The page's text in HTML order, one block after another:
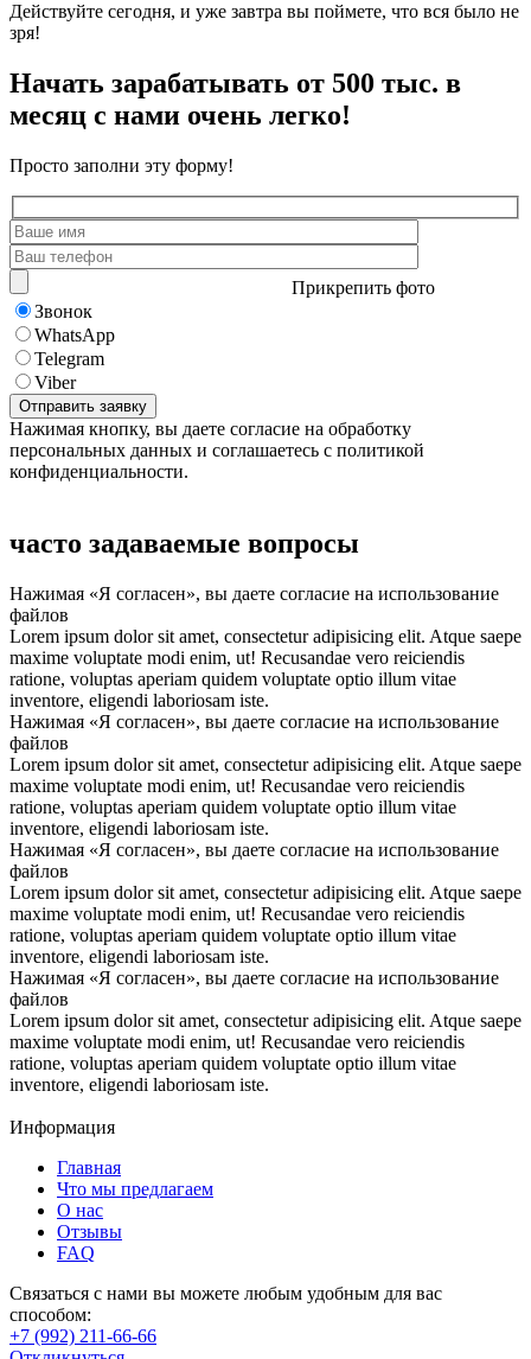
Действуйте сегодня, и уже завтра вы поймете, что вся было не
зря!
Начать зарабатывать от 500 тыс. в
месяц с нами очень легко!
Просто заполни эту форму!
Прикрепить фото
Звонок
WhatsApp
Telegram
Viber
Нажимая кнопку, вы даете согласие на обработку
персональных данных и соглашаетесь с политикой
конфиденциальности.
часто задаваемые вопросы
Нажимая «Я согласен», вы даете согласие на использование
файлов
Lorem ipsum dolor sit amet, consectetur adipisicing elit. Atque saepe
maxime voluptate modi enim, ut! Recusandae vero reiciendis
ratione, voluptas aperiam quidem voluptate optio illum vitae
inventore, eligendi laboriosam iste.
Нажимая «Я согласен», вы даете согласие на использование
файлов
Lorem ipsum dolor sit amet, consectetur adipisicing elit. Atque saepe
maxime voluptate modi enim, ut! Recusandae vero reiciendis
ratione, voluptas aperiam quidem voluptate optio illum vitae
inventore, eligendi laboriosam iste.
Нажимая «Я согласен», вы даете согласие на использование
файлов
Lorem ipsum dolor sit amet, consectetur adipisicing elit. Atque saepe
maxime voluptate modi enim, ut! Recusandae vero reiciendis
ratione, voluptas aperiam quidem voluptate optio illum vitae
inventore, eligendi laboriosam iste.
Нажимая «Я согласен», вы даете согласие на использование
файлов
Lorem ipsum dolor sit amet, consectetur adipisicing elit. Atque saepe
maxime voluptate modi enim, ut! Recusandae vero reiciendis
ratione, voluptas aperiam quidem voluptate optio illum vitae
inventore, eligendi laboriosam iste.
Информация
Главная
Что мы предлагаем
О нас
Отзывы
FAQ
Связаться с нами вы можете любым удобным для вас
способом:
+7 (992) 211-66-66